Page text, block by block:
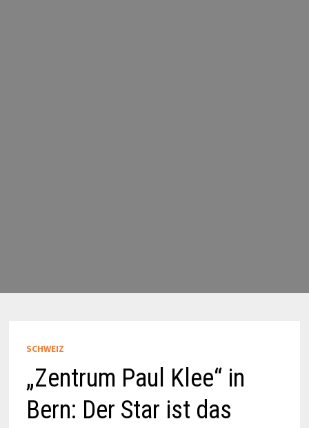
SCHWEIZ
„Zentrum Paul Klee“ in
Bern: Der Star ist das